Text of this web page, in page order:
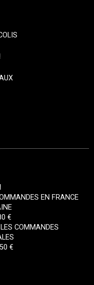
EN FRANCE
€
COMMANDES
€